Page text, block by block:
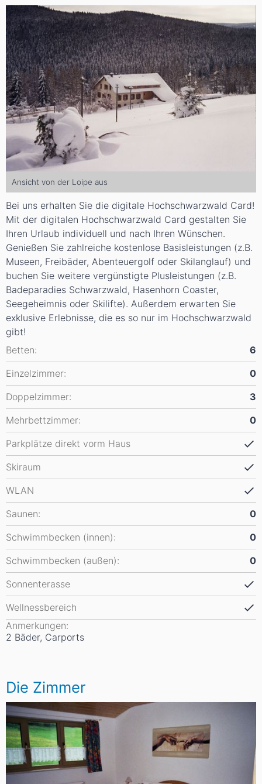
Ansicht von der Loipe aus
Bei uns erhalten Sie die digitale Hochschwarzwald Card!
Mit der digitalen Hochschwarzwald Card gestalten Sie
Ihren Urlaub individuell und nach Ihren Wünschen.
Genießen Sie zahlreiche kostenlose Basisleistungen (z.B.
Museen, Freibäder, Abenteuergolf oder Skilanglauf) und
buchen Sie weitere vergünstigte Plusleistungen (z.B.
Badeparadies Schwarzwald, Hasenhorn Coaster,
Seegeheimnis oder Skilifte). Außerdem erwarten Sie
exklusive Erlebnisse, die es so nur im Hochschwarzwald
gibt!
Betten:
6
Einzelzimmer:
0
Doppelzimmer:
3
Mehrbettzimmer:
0
Parkplätze direkt vorm Haus
Skiraum
WLAN
Saunen:
0
Schwimmbecken (innen):
0
Schwimmbecken (außen):
0
Sonnenterasse
Wellnessbereich
Anmerkungen:
2 Bäder, Carports
Die Zimmer